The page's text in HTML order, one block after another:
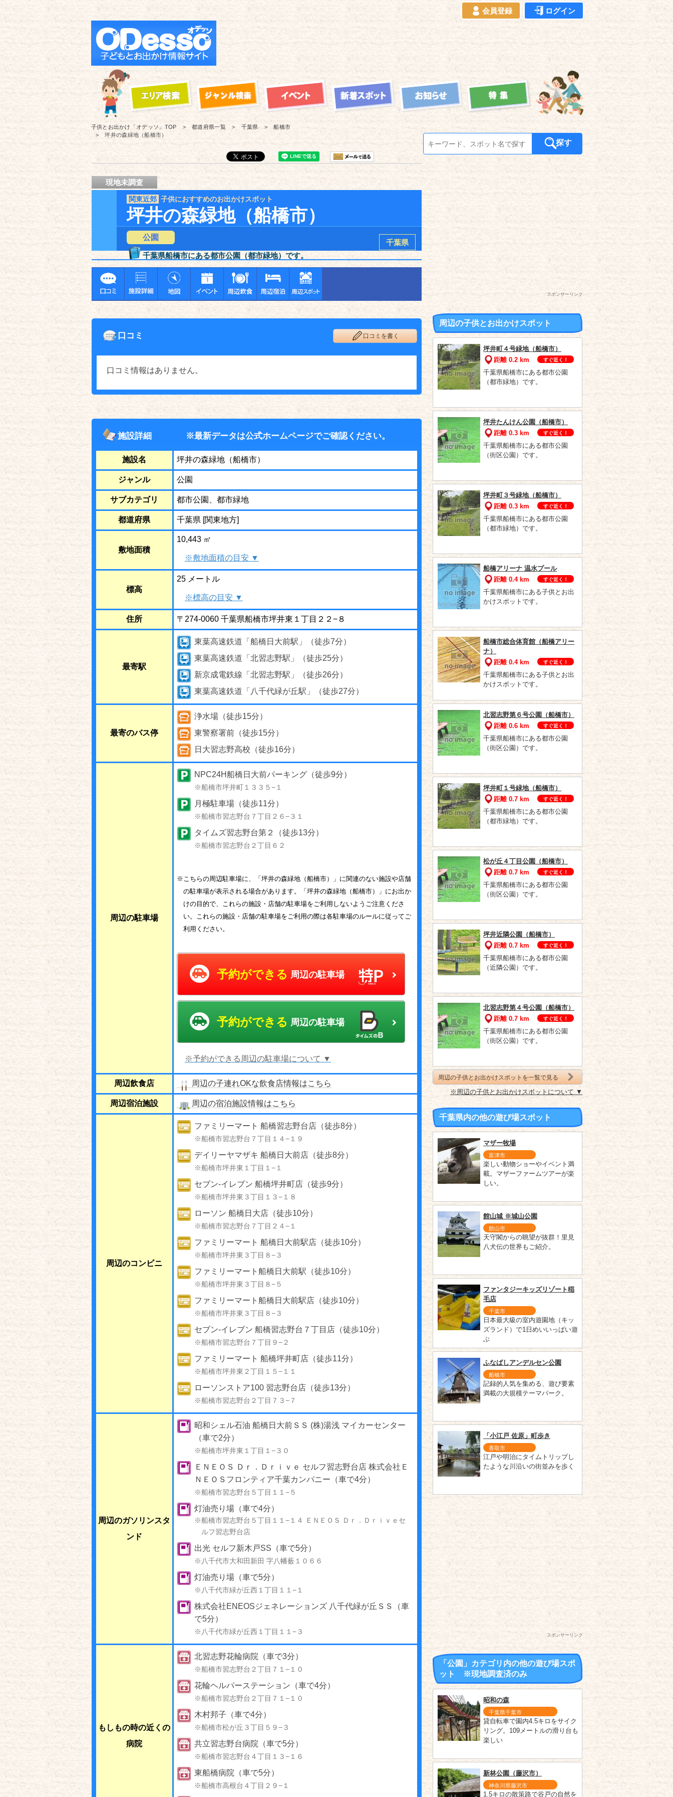
会員登録 ログイン
子供とお出かけ「オデッソ」 TOP 都道府県一覧 千葉県
船橋市
坪井の森緑地（船橋市）
探す
現地未調査
関東近郊 子供におすすめのお出かけスポット
坪井の森緑地（船橋市）
公園
千葉県
千葉県船橋市にある都市公園（都市緑地）です。
口コミ 口コミを書く
口コミ情報はありません。
施設詳細 ※最新データは公式ホームページでご確認ください。
施設名 坪井の森緑地（船橋市）
ジャンル 公園
サブカテゴリ 都市公園、都市緑地
都道府県 千葉県 [関東地方]
敷地面積
10,443 ㎡
※敷地面積の目安 ▼
標高
25 メートル
※標高の目安 ▼
住所 〒274-0060 千葉県船橋市坪井東１丁目２２−８
最寄駅
東葉高速鉄道「船橋日大前駅」（徒歩7分）
東葉高速鉄道「北習志野駅」（徒歩25分）
新京成電鉄線「北習志野駅」（徒歩26分）
東葉高速鉄道「八千代緑が丘駅」（徒歩27分）
最寄のバス停
浄水場（徒歩15分）
東警察署前（徒歩15分）
日大習志野高校（徒歩16分）
周辺の駐車場
NPC24H船橋日大前パーキング（徒歩9分）
※船橋市坪井町１３３５−１
月極駐車場（徒歩11分）
※船橋市習志野台７丁目２６−３１
タイムズ習志野台第２（徒歩13分）
※船橋市習志野台２丁目６２
※こちらの周辺駐車場に、「坪井の森緑地（船橋市）」に関連のない施設や店舗
の駐車場が表示される場合があります。「坪井の森緑地（船橋市）」にお出か
けの目的で、これらの施設・店舗の駐車場をご利用しないようご注意くださ
い。これらの施設・店舗の駐車場をご利用の際は各駐車場のルールに従ってご
利用ください。
予約ができる 周辺の駐車場
予約ができる 周辺の駐車場
※予約ができる周辺の駐車場について ▼
周辺飲食店 周辺の子連れOKな飲食店情報はこちら
周辺宿泊施設 周辺の宿泊施設情報はこちら
周辺のコンビニ
ファミリーマート 船橋習志野台店（徒歩8分）
※船橋市習志野台７丁目１４−１９
デイリーヤマザキ 船橋日大前店（徒歩8分）
※船橋市坪井東１丁目１−１
セブン-イレブン 船橋坪井町店（徒歩9分）
※船橋市坪井東３丁目１３−１８
ローソン 船橋日大店（徒歩10分）
※船橋市習志野台７丁目２４−１
ファミリーマート 船橋日大前駅店（徒歩10分）
※船橋市坪井東３丁目８−３
ファミリーマート船橋日大前駅（徒歩10分）
※船橋市坪井東３丁目８−５
ファミリーマート船橋日大前駅店（徒歩10分）
※船橋市坪井東３丁目８−３
セブン-イレブン 船橋習志野台７丁目店（徒歩10分）
※船橋市習志野台７丁目９−２
ファミリーマート 船橋坪井町店（徒歩11分）
※船橋市坪井東２丁目１５−１１
ローソンストア100 習志野台店（徒歩13分）
※船橋市習志野台２丁目７３−７
周辺のガソリンスタ
ンド
昭和シェル石油 船橋日大前ＳＳ (株)湯浅 マイカーセンター
（車で2分）
※船橋市坪井東１丁目１−３０
ＥＮＥＯＳ Ｄｒ．Ｄｒｉｖｅ セルフ習志野台店 株式会社Ｅ
ＮＥＯＳフロンティア千葉カンパニー（車で4分）
※船橋市習志野台５丁目１１−５
灯油売り場（車で4分）
※船橋市習志野台５丁目１１−１４ ＥＮＥＯＳ Ｄｒ．Ｄｒｉｖｅセ
ルフ習志野台店
出光 セルフ新木戸SS（車で5分）
※八千代市大和田新田 字八幡薮１０６６
灯油売り場（車で5分）
※八千代市緑が丘西１丁目１１−１
株式会社ENEOSジェネレーションズ 八千代緑が丘ＳＳ（車
で5分）
※八千代市緑が丘西１丁目１１−３
もしもの時の近くの
病院
北習志野花輪病院（車で3分）
※船橋市習志野台２丁目７１−１０
花輪ヘルパーステーション（車で4分）
※船橋市習志野台２丁目７１−１０
木村邦子（車で4分）
※船橋市松が丘３丁目５９−３
共立習志野台病院（車で5分）
※船橋市習志野台４丁目１３−１６
東船橋病院（車で5分）
※船橋市高根台４丁目２９−１
スポンサーリンク
周辺の子供とお出かけスポット
坪井町４号緑地（船橋市）
距離 0.2 km
すぐ近く！
千葉県船橋市にある都市公園
（都市緑地）です。
坪井たんけん公園（船橋市）
距離 0.3 km
すぐ近く！
千葉県船橋市にある都市公園
（街区公園）です。
坪井町３号緑地（船橋市）
距離 0.3 km
すぐ近く！
千葉県船橋市にある都市公園
（都市緑地）です。
船橋アリーナ 温水プール
距離 0.4 km
すぐ近く！
千葉県船橋市にある子供とお出
かけスポットです。
船橋市総合体育館（船橋アリー
ナ）
距離 0.4 km
すぐ近く！
千葉県船橋市にある子供とお出
かけスポットです。
北習志野第６号公園（船橋市）
距離 0.6 km
すぐ近く！
千葉県船橋市にある都市公園
（街区公園）です。
坪井町１号緑地（船橋市）
距離 0.7 km
すぐ近く！
千葉県船橋市にある都市公園
（都市緑地）です。
松が丘４丁目公園（船橋市）
距離 0.7 km
すぐ近く！
千葉県船橋市にある都市公園
（街区公園）です。
坪井近隣公園（船橋市）
距離 0.7 km
すぐ近く！
千葉県船橋市にある都市公園
（近隣公園）です。
北習志野第４号公園（船橋市）
距離 0.7 km
すぐ近く！
千葉県船橋市にある都市公園
（街区公園）です。
周辺の子供とお出かけスポットを一覧で見る
※周辺の子供とお出かけスポットについて ▼
千葉県内の他の遊び場スポット
マザー牧場
富津市
楽しい動物ショーやイベント満
載。マザーファームツアーが楽
しい。
館山城 ※城山公園
館山市
天守閣からの眺望が抜群！里見
八犬伝の世界もご紹介。
ファンタジーキッズリゾート稲
毛店
千葉市
日本最大級の室内遊園地（キッ
ズランド）で1日めいいっぱい遊
ぶ
ふなばしアンデルセン公園
船橋市
記録的人気を集める、遊び要素
満載の大規模テーマパーク。
「小江戸 佐原」町歩き
香取市
江戸や明治にタイムトリップし
たような川沿いの街並みを歩く
スポンサーリンク
「公園」カテゴリ内の他の遊び場スポ
ット ※現地調査済のみ
昭和の森
千葉県千葉市
貸自転車で園内4.5キロをサイク
リング。109メートルの滑り台も
楽しい
新林公園（藤沢市）
神奈川県藤沢市
1.5キロの散策路で谷戸の自然を